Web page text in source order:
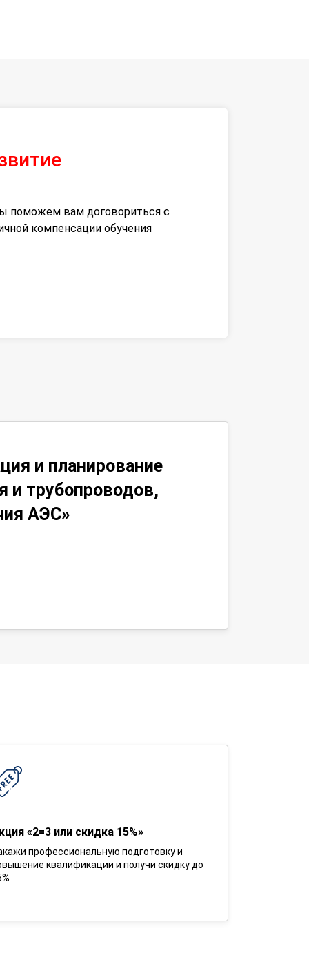
поможем вам договориться с
компенсации обучения
и планирование
и трубопроводов,
АЭС»
«2=3 или скидка 15%»
профессиональную подготовку и
квалификации и получи скидку до